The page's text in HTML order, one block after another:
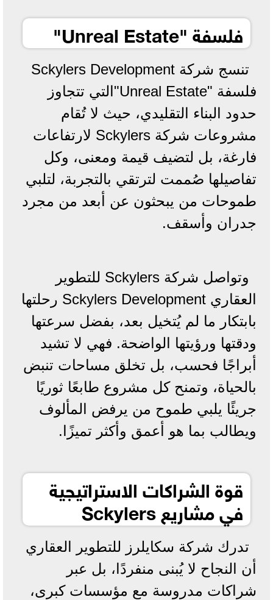
فلسفة "Unreal Estate"
تنسج شركة Sckylers Development
فلسفة "Unreal Estate"التي تتجاوز
حدود البناء التقليدي، حيث لا تُقام
مشروعات شركة Sckylers لارتفاعات
فارغة، بل لتضيف قيمة ومعنى، وكل
تفاصيلها صُممت لترتقي بالتجربة، لتلبي
طموحات من يبحثون عن أبعد من مجرد
جدران وأسقف.
وتواصل شركة Sckylers للتطوير
العقاري Sckylers Development رحلتها
بابتكار ما لم يُتخيل بعد، بفضل سرعتها
ودقتها ورؤيتها الواضحة. فهي لا تشيد
أبراجًا فحسب، بل تخلق مساحات تنبض
بالحياة، وتمنح كل مشروع طابعًا ثوريًا
جريئًا يلبي طموح من يرفض المألوف
ويطالب بما هو أعمق وأكثر تميزًا.
قوة الشراكات الاستراتيجية
في مشاريع Sckylers
تدرك شركة سكايلرز للتطوير العقاري
أن النجاح لا يُبنى منفردًا، بل عبر
شراكات مدروسة مع مؤسسات كبرى،